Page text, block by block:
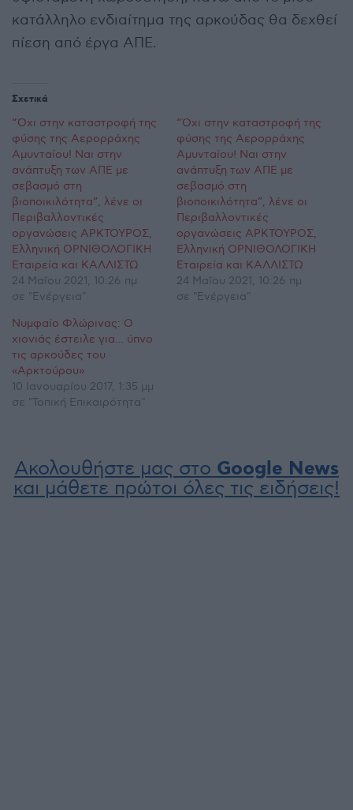
κατάλληλο ενδιαίτημα της αρκούδας θα δεχθεί
πίεση από έργα ΑΠΕ.
Σχετικά
“Όχι στην καταστροφή της
φύσης της Αερορράχης
Αμυνταίου! Ναι στην
ανάπτυξη των ΑΠΕ με
σεβασμό στη
βιοποικιλότητα”, λένε οι
Περιβαλλοντικές
οργανώσεις ΑΡΚΤΟΥΡΟΣ,
Ελληνική ΟΡΝΙΘΟΛΟΓΙΚΗ
Εταιρεία και ΚΑΛΛΙΣΤΩ
24 Μαΐου 2021, 10:26 πμ
σε "Ενέργεια"
“Όχι στην καταστροφή της
φύσης της Αερορράχης
Αμυνταίου! Ναι στην
ανάπτυξη των ΑΠΕ με
σεβασμό στη
βιοποικιλότητα”, λένε οι
Περιβαλλοντικές
οργανώσεις ΑΡΚΤΟΥΡΟΣ,
Ελληνική ΟΡΝΙΘΟΛΟΓΙΚΗ
Εταιρεία και ΚΑΛΛΙΣΤΩ
24 Μαΐου 2021, 10:26 πμ
σε "Ενέργεια"
Νυμφαίο Φλώρινας: Ο
χιονιάς έστειλε για… ύπνο
τις αρκούδες του
«Αρκτούρου»
10 Ιανουαρίου 2017, 1:35 μμ
σε "Τοπική Επικαιρότητα"
Ακολουθήστε μας στο Google News
και μάθετε πρώτοι όλες τις ειδήσεις!